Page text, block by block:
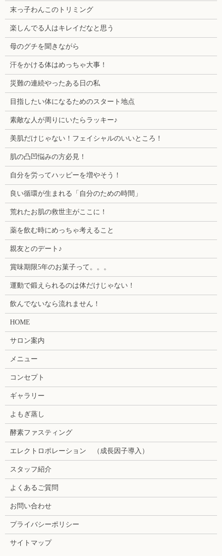
末っ子わんこのトリミング
楽しんでる人はキレイだなと思う
母のグチを聞きながら
汗をかける体はめっちゃ大事！
災難の連続やったある日の私
目指したい体になるためのスタート地点
素敵な人が周りにいたらラッキー♪
美肌だけじゃない！フェイシャルのいいところ！
肌の凸凹悩みの方必見！
自分を労ってハッピーを増やそう！
良い循環が生まれる「自分のための時間」
荒れたお肌の救世主がここに！
薬を飲む時にめっちゃ考えること
親友とのデート♪
賞味期限5年のお菓子って。。。
運動で鍛えられるのは体だけじゃない！
飲んでないなら流れません！
HOME
サロン案内
メニュー
コンセプト
ギャラリー
よもぎ蒸し
酵素ファスティング
エレクトロポレーション （成長因子導入）
スタッフ紹介
よくあるご質問
お問い合わせ
プライバシーポリシー
サイトマップ